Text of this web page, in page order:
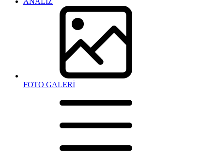
FOTO GALERİ